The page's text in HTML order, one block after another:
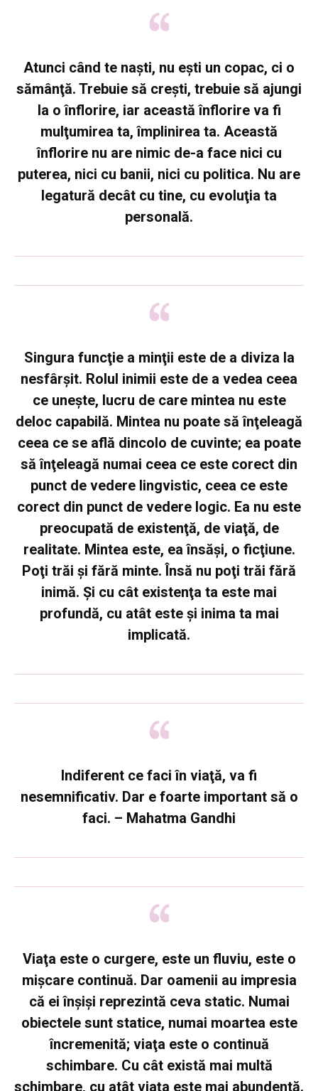
Atunci când te naşti, nu eşti un copac, ci o
sămânţă. Trebuie să creşti, trebuie să ajungi
la o înflorire, iar această înflorire va fi
mulţumirea ta, împlinirea ta. Această
înflorire nu are nimic de-a face nici cu
puterea, nici cu banii, nici cu politica. Nu are
legatură decât cu tine, cu evoluţia ta
personală.
Singura funcţie a minţii este de a diviza la
nesfârşit. Rolul inimii este de a vedea ceea
ce uneşte, lucru de care mintea nu este
deloc capabilă. Mintea nu poate să înţeleagă
ceea ce se află dincolo de cuvinte; ea poate
să înţeleagă numai ceea ce este corect din
punct de vedere lingvistic, ceea ce este
corect din punct de vedere logic. Ea nu este
preocupată de existenţă, de viaţă, de
realitate. Mintea este, ea însăşi, o ficţiune.
Poţi trăi şi fără minte. Însă nu poţi trăi fără
inimă. Şi cu cât existenţa ta este mai
profundă, cu atât este şi inima ta mai
implicată.
Indiferent ce faci în viaţă, va fi
nesemnificativ. Dar e foarte important să o
faci. – Mahatma Gandhi
Viaţa este o curgere, este un fluviu, este o
mişcare continuă. Dar oamenii au impresia
că ei înşişi reprezintă ceva static. Numai
obiectele sunt statice, numai moartea este
încremenită; viaţa este o continuă
schimbare. Cu cât există mai multă
schimbare, cu atât viaţa este mai abundentă.